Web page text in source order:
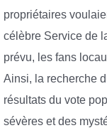
propriétaires
célèbre Service de
prévu, les fans
Ainsi, la recherche
résultats du vote
sévères et des